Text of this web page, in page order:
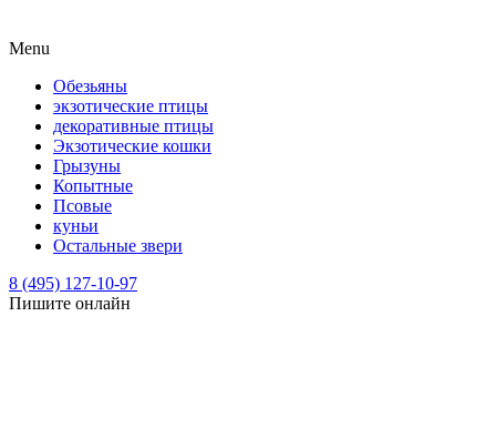
Menu
Обезьяны
экзотические птицы
декоративные птицы
Экзотические кошки
Грызуны
Копытные
Псовые
куньи
Остальные звери
8 (495) 127-10-97
Пишите онлайн